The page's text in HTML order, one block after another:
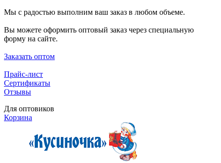
Мы с радостью выполним ваш заказ в любом объеме.
Вы можете оформить оптовый заказ через специальную
форму на сайте.
Заказать оптом
Прайс-лист
Сертификаты
Отзывы
Для оптовиков
Корзина